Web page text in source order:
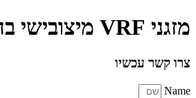
מזגני VRF מיצובישי בחדרי תקשורת בבניין משרדים במודיעין
צרו קשר עכשיו
Name